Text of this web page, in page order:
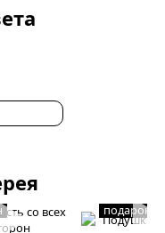
со всех
подарок